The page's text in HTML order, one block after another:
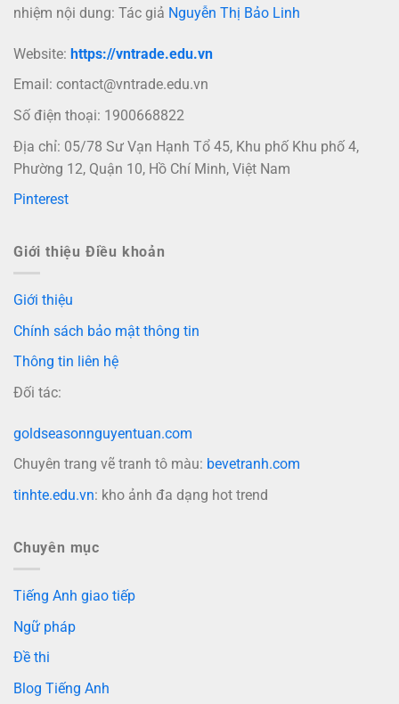
nhiệm nội dung: Tác giả Nguyễn Thị Bảo Linh
Website: https://vntrade.edu.vn
Email: contact@vntrade.edu.vn
Số điện thoại: 1900668822
Địa chỉ: 05/78 Sư Vạn Hạnh Tổ 45, Khu phố Khu phố 4,
Phường 12, Quận 10, Hồ Chí Minh, Việt Nam
Pinterest
Giới thiệu Điều khoản
Giới thiệu
Chính sách bảo mật thông tin
Thông tin liên hệ
Đối tác:
goldseasonnguyentuan.com
Chuyên trang vẽ tranh tô màu: bevetranh.com
tinhte.edu.vn: kho ảnh đa dạng hot trend
Chuyên mục
Tiếng Anh giao tiếp
Ngữ pháp
Đề thi
Blog Tiếng Anh